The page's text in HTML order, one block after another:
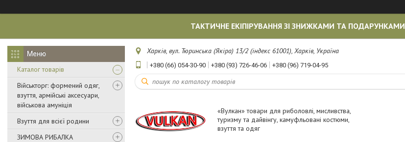
ТАКТИЧНЕ ЕКІПІРУВАННЯ ЗІ ЗНИЖКАМИ ТА ПОДАРУНКАМИ
Каталог товарів
Військторг: формений одяг,
взуття, армійські аксесуари,
військова амуніція
Взуття для всієї родини
ЗИМОВА РИБАЛКА
Харків, вул. Тюринська (Якіра) 13/2 (індекс 61001), Харків, Україна
+380 (66) 054-30-90 +380 (93) 726-46-06 +380 (96) 719-04-95
«Вулкан» товари для риболовлі, мисливства,
туризму та дайвінгу, камуфльовані костюми,
взуття та одяг